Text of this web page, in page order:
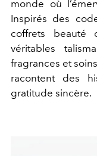
monde où
Inspirés des
coffrets beauté
véritables
fragrances et
racontent des
gratitude sincère.